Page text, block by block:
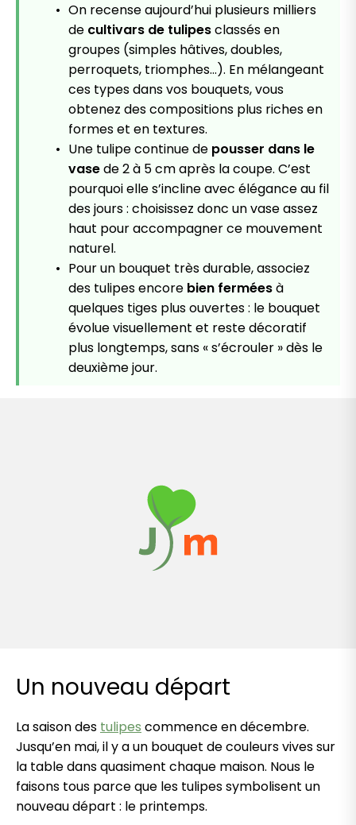
On recense aujourd’hui plusieurs milliers
de cultivars de tulipesclassés en
groupes (simples hâtives, doubles,
perroquets, triomphes…). En mélangeant
ces types dans vos bouquets, vous
obtenez des compositions plus riches en
formes et en textures.
Une tulipe continue de pousser dans le
vasede 2 à 5 cm après la coupe. C’est
pourquoi elle s’incline avec élégance au fil
des jours : choisissez donc un vase assez
haut pour accompagner ce mouvement
naturel.
Pour un bouquet très durable, associez
des tulipes encore bien ferméesà
quelques tiges plus ouvertes : le bouquet
évolue visuellement et reste décoratif
plus longtemps, sans « s’écrouler » dès le
deuxième jour.
Un nouveau départ
La saison des tulipes commence en décembre.
Jusqu’en mai, il y a un bouquet de couleurs vives sur
la table dans quasiment chaque maison. Nous le
faisons tous parce que les tulipes symbolisent un
nouveau départ : le printemps.